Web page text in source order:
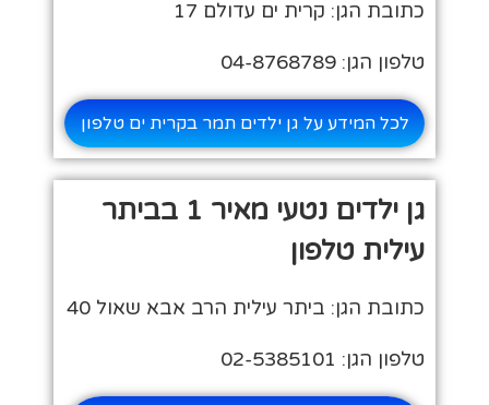
כתובת הגן: קרית ים עדולם 17
טלפון הגן: 04-8768789
לכל המידע על גן ילדים תמר בקרית ים טלפון
גן ילדים נטעי מאיר 1 בביתר
עילית טלפון
כתובת הגן: ביתר עילית הרב אבא שאול 40
טלפון הגן: 02-5385101